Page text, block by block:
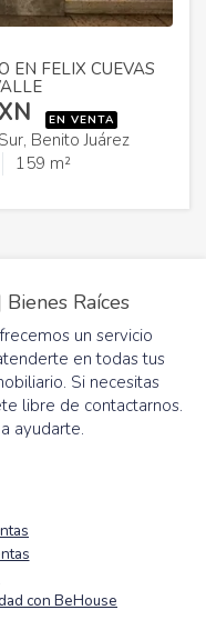
EN FELIX CUEVAS
EN VENTA
Benito Juárez
159 m²
Raíces
un servicio
en todas tus
Si necesitas
libre de contactarnos.
ayudarte.
con BeHouse